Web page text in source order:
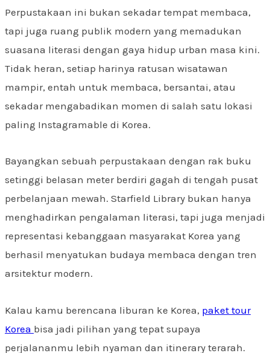
Perpustakaan ini bukan sekadar tempat membaca,
tapi juga ruang publik modern yang memadukan
suasana literasi dengan gaya hidup urban masa kini.
Tidak heran, setiap harinya ratusan wisatawan
mampir, entah untuk membaca, bersantai, atau
sekadar mengabadikan momen di salah satu lokasi
paling Instagramable di Korea.
Bayangkan sebuah perpustakaan dengan rak buku
setinggi belasan meter berdiri gagah di tengah pusat
perbelanjaan mewah. Starfield Library bukan hanya
menghadirkan pengalaman literasi, tapi juga menjadi
representasi kebanggaan masyarakat Korea yang
berhasil menyatukan budaya membaca dengan tren
arsitektur modern.
Kalau kamu berencana liburan ke Korea, paket tour
Korea bisa jadi pilihan yang tepat supaya
perjalananmu lebih nyaman dan itinerary terarah.